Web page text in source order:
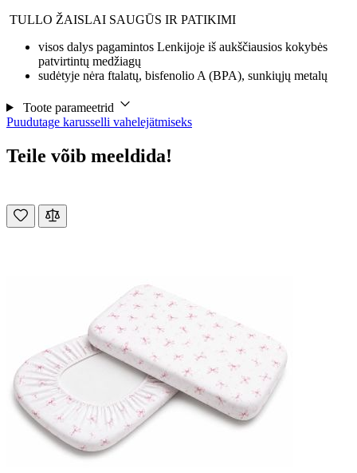
TULLO ŽAISLAI SAUGŪS IR PATIKIMI
visos dalys pagamintos Lenkijoje iš aukščiausios kokybės
patvirtintų medžiagų
sudėtyje nėra ftalatų, bisfenolio A (BPA), sunkiųjų metalų
Toote parameetrid
Puudutage karusselli vahelejätmiseks
Teile võib meeldida!